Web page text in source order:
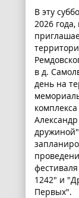
В эту
2026
в д.
день на
дружиной"
1242" и
Первых".